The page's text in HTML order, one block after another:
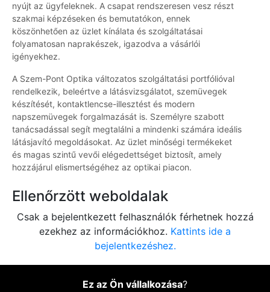
nyújt az ügyfeleknek. A csapat rendszeresen vesz részt
szakmai képzéseken és bemutatókon, ennek
köszönhetően az üzlet kínálata és szolgáltatásai
folyamatosan naprakészek, igazodva a vásárlói
igényekhez.
A Szem-Pont Optika változatos szolgáltatási portfólióval
rendelkezik, beleértve a látásvizsgálatot, szemüvegek
készítését, kontaktlencse-illesztést és modern
napszemüvegek forgalmazását is. Személyre szabott
tanácsadással segít megtalálni a mindenki számára ideális
látásjavító megoldásokat. Az üzlet minőségi termékeket
és magas szintű vevői elégedettséget biztosít, amely
hozzájárul elismertségéhez az optikai piacon.
Ellenőrzött weboldalak
Csak a bejelentkezett felhasználók férhetnek hozzá
ezekhez az információkhoz. Kattints ide a
bejelentkezéshez.
Ez az Ön vállalkozása?